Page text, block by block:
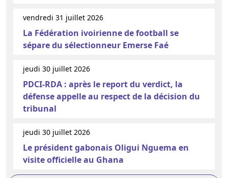
vendredi 31 juillet 2026
La Fédération ivoirienne de football se
sépare du sélectionneur Emerse Faé
jeudi 30 juillet 2026
PDCI-RDA : après le report du verdict, la
défense appelle au respect de la décision du
tribunal
jeudi 30 juillet 2026
Le président gabonais Oligui Nguema en
visite officielle au Ghana